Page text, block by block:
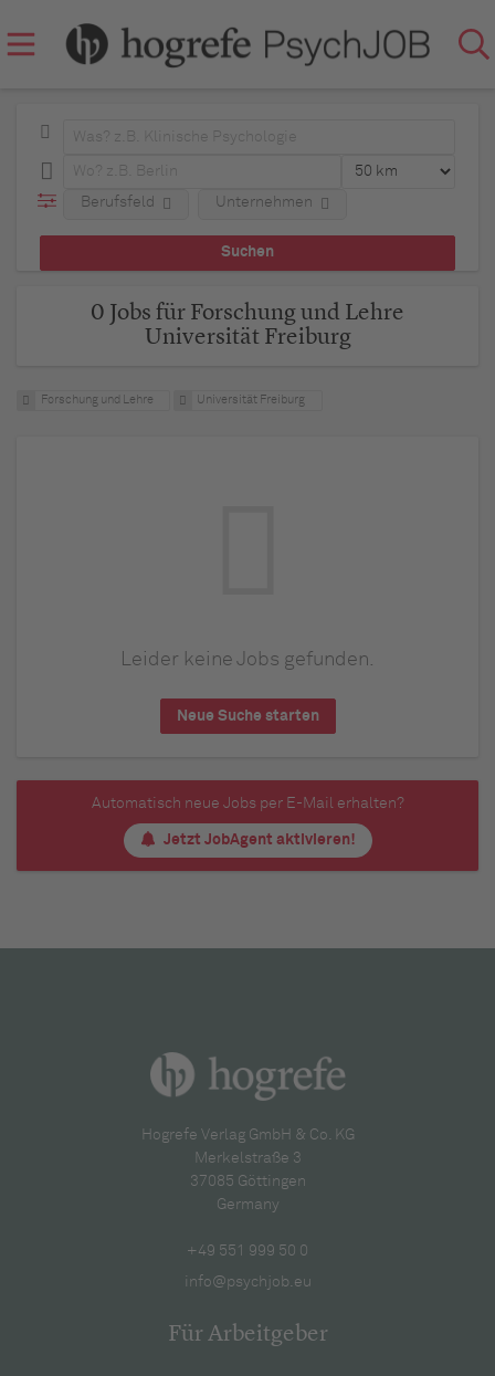
Berufsfeld Unternehmen
0 Jobs für Forschung und Lehre
Universität Freiburg
Forschung und Lehre Universität Freiburg
Leider keine Jobs gefunden.
Neue Suche starten
Automatisch neue Jobs per E-Mail erhalten?
Jetzt JobAgent aktivieren!
Hogrefe Verlag GmbH & Co. KG
Merkelstraße 3
37085 Göttingen
Germany
+49 551 999 50 0
info@psychjob.eu
Für Arbeitgeber